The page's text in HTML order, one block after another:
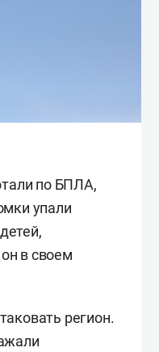
по БПЛА,
упали
он в своем
регион.